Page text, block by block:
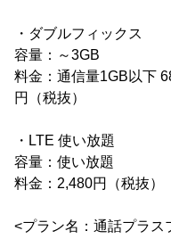
・ダブルフィックス
容量：～3GB
料金：通信量1GB以下
円（税抜）
・LTE 使い放題
容量：使い放題
料金：2,480円（税抜）
<プラン名：通話プラス